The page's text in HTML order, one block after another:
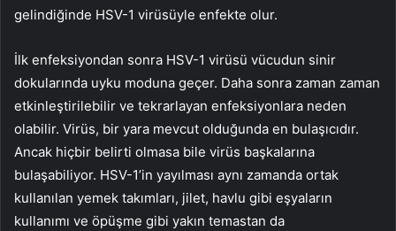
gelindiğinde HSV-1 virüsüyle enfekte olur.
İlk enfeksiyondan sonra HSV-1 virüsü vücudun sinir
dokularında uyku moduna geçer. Daha sonra zaman zaman
etkinleştirilebilir ve tekrarlayan enfeksiyonlara neden
olabilir. Virüs, bir yara mevcut olduğunda en bulaşıcıdır.
Ancak hiçbir belirti olmasa bile virüs başkalarına
bulaşabiliyor. HSV-1’in yayılması aynı zamanda ortak
kullanılan yemek takımları, jilet, havlu gibi eşyaların
kullanımı ve öpüşme gibi yakın temastan da